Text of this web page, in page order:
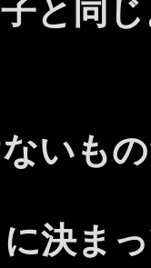
と同
いも
に決ま